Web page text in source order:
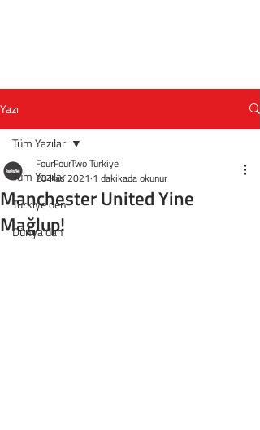
Yazı
Tüm Yazılar
Türkiye'den
Dünya'dan
Tüm Yazılar
Manchester United Yine
Mağlup!
FourFourTwo Türkiye
20 Kas 2021 1 dakikada okunur